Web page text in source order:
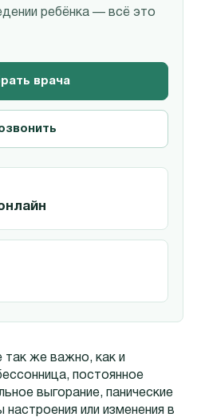
ребёнка — всё это
врача
так же важно, как и
постоянное
выгорание, панические
настроения или изменения в